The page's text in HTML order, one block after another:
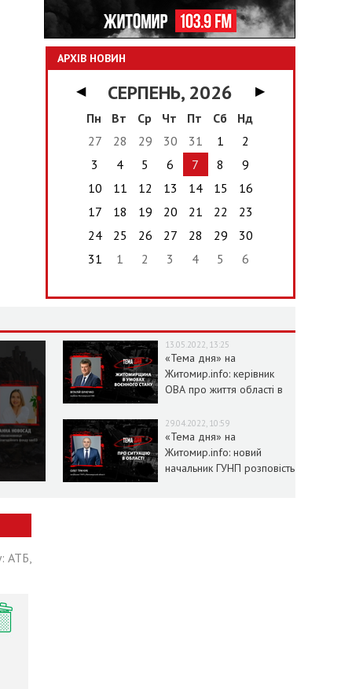
АРХІВ НОВИН
◀ СЕРПЕНЬ, 2026
▶
Пн
Вт Ср Чт Пт Сб
Нд
27
28 29 30 31 1
2
3
4 5 6 7 8
9
10
11 12 13 14 15
16
17
18 19 20 21 22
23
24
25 26 27 28 29
30
31
1 2 3 4 5 6
13.05.2022, 13:25
«Тема дня» на
Житомир.info: керівник
ОВА про життя області в
29.04.2022, 10:59
«Тема дня» на
Житомир.info: новий
начальник ГУНП розповість
АТБ,